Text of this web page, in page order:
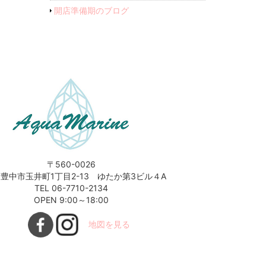
開店準備期のブログ
〒560-0026
中市玉井町1丁目2-13 ゆたか第3ビル４A
TEL 06-7710-2134
OPEN 9:00～18:00
地図を見る